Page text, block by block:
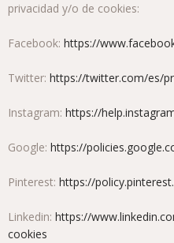
privacidad y/o de cookies:
Facebook: https://
Twitter: https://twitter.com/es/
Instagram: https://
Google: https://
Pinterest: https://
Linkedin: https://
cookies